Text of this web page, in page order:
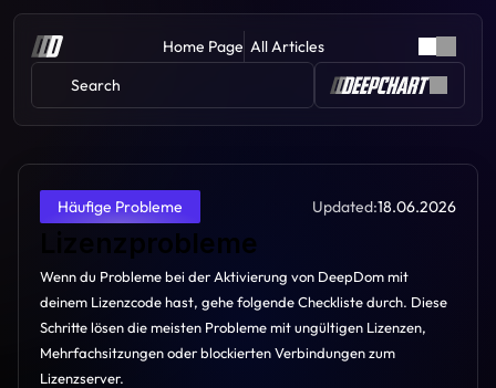
Home Page All Articles
Search
Häufige Probleme Updated:18.06.2026
Lizenzprobleme
Wenn du Probleme bei der Aktivierung von DeepDom mit
deinem Lizenzcode hast, gehe folgende Checkliste durch. Diese
Schritte lösen die meisten Probleme mit ungültigen Lizenzen,
Mehrfachsitzungen oder blockierten Verbindungen zum
Lizenzserver.